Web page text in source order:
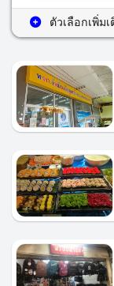
ตัวเลือกเพิ่มเ